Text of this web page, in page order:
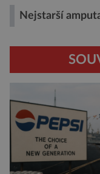
Nejstarší